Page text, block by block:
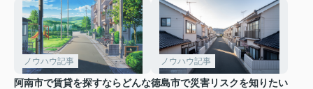
ノウハウ記事
阿南市で賃貸を探すならどんな
ノウハウ記事
徳島市で災害リスクを知りたい